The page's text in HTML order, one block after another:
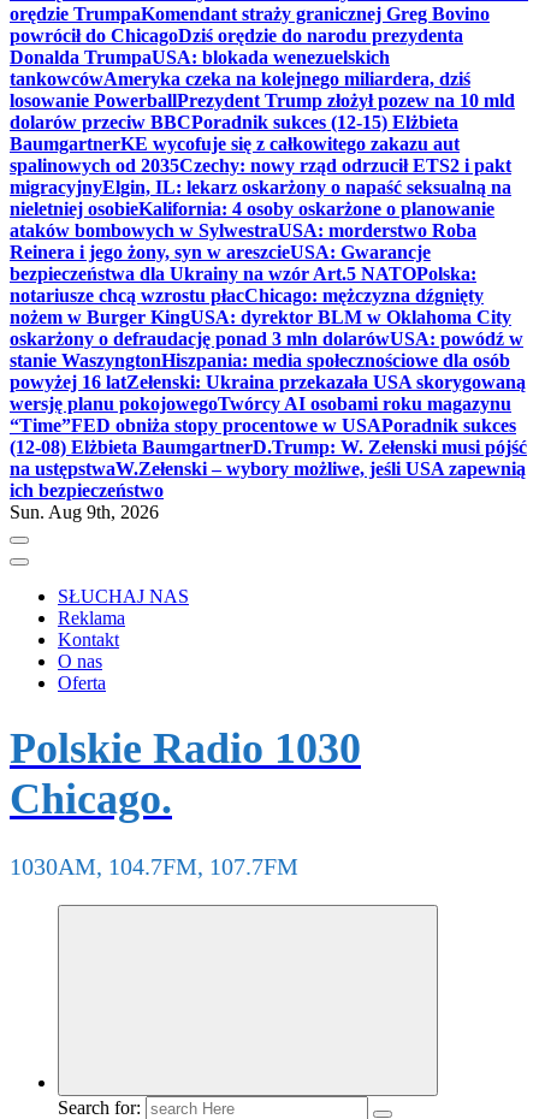
orędzie TrumpaKomendant straży granicznej Greg Bovino
powrócił do ChicagoDziś orędzie do narodu prezydenta
Donalda TrumpaUSA: blokada wenezuelskich
tankowcówAmeryka czeka na kolejnego miliardera, dziś
losowanie PowerballPrezydent Trump złożył pozew na 10 mld
dolarów przeciw BBCPoradnik sukces (12-15) Elżbieta
BaumgartnerKE wycofuje się z całkowitego zakazu aut
spalinowych od 2035Czechy: nowy rząd odrzucił ETS2 i pakt
migracyjnyElgin, IL: lekarz oskarżony o napaść seksualną na
nieletniej osobieKalifornia: 4 osoby oskarżone o planowanie
ataków bombowych w SylwestraUSA: morderstwo Roba
Reinera i jego żony, syn w areszcieUSA: Gwarancje
bezpieczeństwa dla Ukrainy na wzór Art.5 NATOPolska:
notariusze chcą wzrostu płacChicago: mężczyzna dźgnięty
nożem w Burger KingUSA: dyrektor BLM w Oklahoma City
oskarżony o defraudację ponad 3 mln dolarówUSA: powódź w
stanie WaszyngtonHiszpania: media społecznościowe dla osób
powyżej 16 latZełenski: Ukraina przekazała USA skorygowaną
wersję planu pokojowegoTwórcy AI osobami roku magazynu
“Time”FED obniża stopy procentowe w USAPoradnik sukces
(12-08) Elżbieta BaumgartnerD.Trump: W. Zełenski musi pójść
na ustępstwaW.Zełenski – wybory możliwe, jeśli USA zapewnią
ich bezpieczeństwo
Sun. Aug 9th, 2026
SŁUCHAJ NAS
Reklama
Kontakt
O nas
Oferta
Polskie Radio 1030
Chicago.
1030AM, 104.7FM, 107.7FM
Search for: